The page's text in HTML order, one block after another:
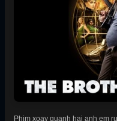
Phim xoay quanh hai anh em